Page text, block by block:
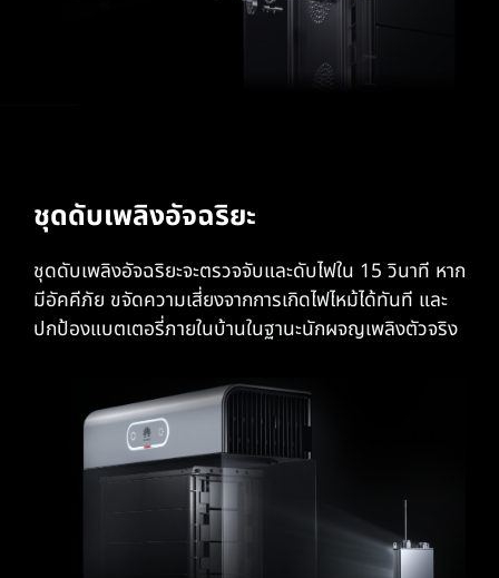
ชุดดับเพลิงอัจฉริยะ
ชุดดับเพลิงอัจฉริยะจะตรวจจับและดับไฟใน 15 วินาที หาก
มีอัคคีภัย ขจัดความเสี่ยงจากการเกิดไฟไหม้ได้ทันที และ
ปกป้องแบตเตอรี่ภายในบ้านในฐานะนักผจญเพลิงตัวจริง